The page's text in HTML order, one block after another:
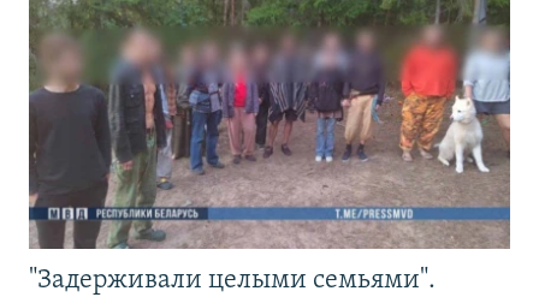
"Задерживали целыми семьями".